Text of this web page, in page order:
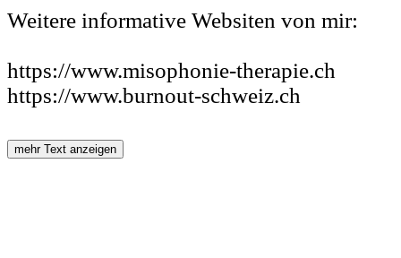
Weitere informative Websiten von mir:
https://www.misophonie-therapie.ch
https://www.burnout-schweiz.ch
mehr Text anzeigen